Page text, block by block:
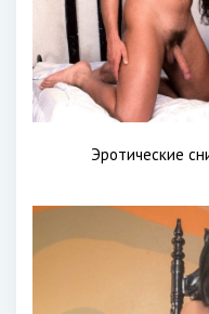
Эротические